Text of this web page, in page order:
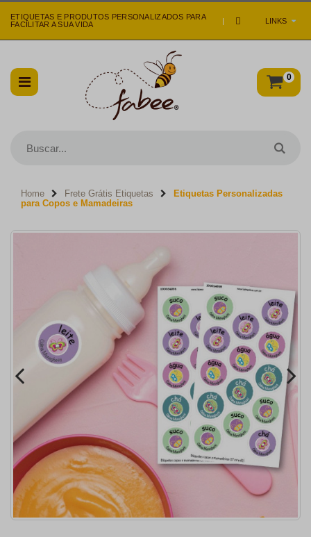
LINKS
ETIQUETAS E PRODUTOS PERSONALIZADOS PARA
FACILITAR A SUA VIDA
|
0
Home Frete Grátis Etiquetas
Etiquetas Personalizadas
para Copos e Mamadeiras